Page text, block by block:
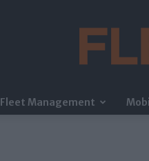
Fleet Management